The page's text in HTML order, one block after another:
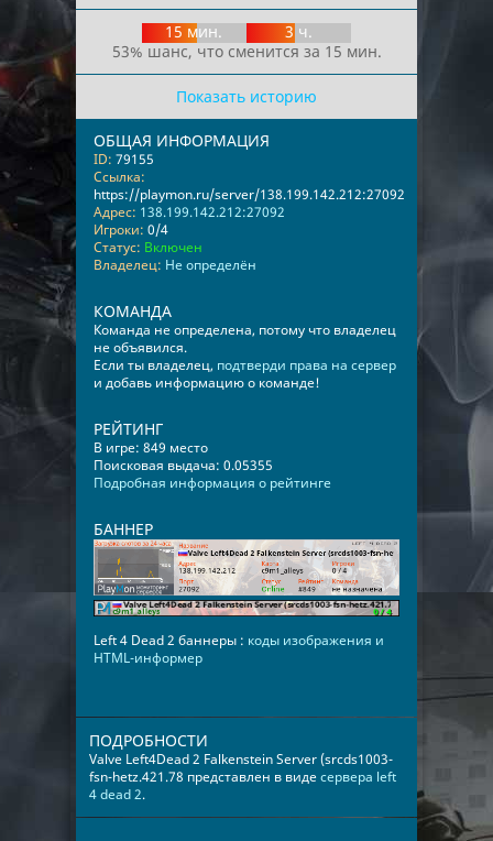
15 мин.
3 ч.
53% шанс, что сменится за 15 мин.
Показать историю
ОБЩАЯ ИНФОРМАЦИЯ
ID: 79155
Ссылка:
https://playmon.ru/server/138.199.142.212:27092
Адрес: 138.199.142.212:27092
Игроки: 0/4
Статус: Включен
Владелец: Не определён
КОМАНДА
Команда не определена, потому что владелец
не объявился.
Если ты владелец, подтверди права на сервер
и добавь информацию о команде!
РЕЙТИНГ
В игре: 849 место
Поисковая выдача: 0.05355
Подробная информация о рейтинге
БАННЕР
Left 4 Dead 2 баннеры : коды изображения и
HTML-информер
ПОДРОБНОСТИ
Valve Left4Dead 2 Falkenstein Server (srcds1003-
fsn-hetz.421.78 представлен в видесервера left
4 dead 2.